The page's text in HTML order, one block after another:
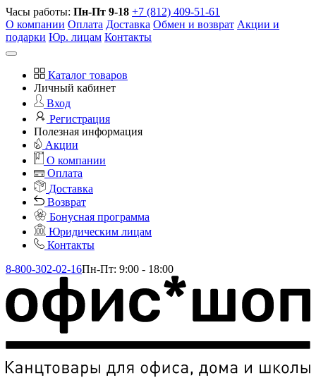
Часы работы: Пн-Пт 9-18 +7 (812) 409-51-61
О компании Оплата Доставка Обмен и возврат Акции и
подарки Юр. лицам Контакты
Каталог товаров
Личный кабинет
Вход
Регистрация
Полезная информация
Акции
О компании
Оплата
Доставка
Возврат
Бонусная программа
Юридическим лицам
Контакты
8-800-302-02-16Пн-Пт: 9:00 - 18:00